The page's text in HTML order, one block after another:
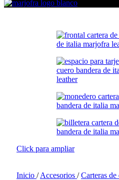
Click para ampliar
Inicio / Accesorios / Carteras de